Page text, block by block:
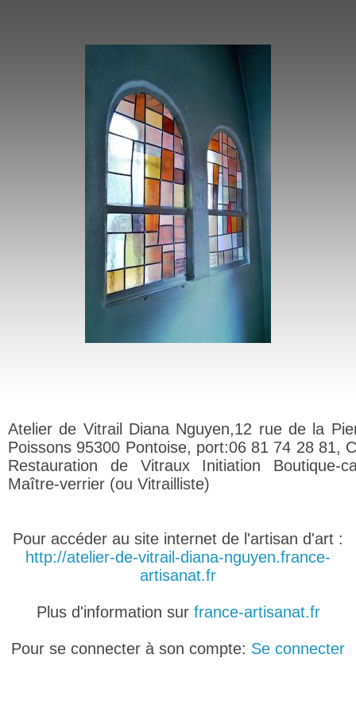
Atelier de Vitrail Diana Nguyen,12 rue de la
Poissons 95300 Pontoise, port:06 81 74 28 81,
Restauration de Vitraux Initiation Boutique-
Maître-verrier (ou Vitrailliste)
Pour accéder au site internet de l'artisan d'art :
http://atelier-de-vitrail-diana-nguyen.france-
artisanat.fr
Plus d'information sur france-artisanat.fr
Pour se connecter à son compte: Se connecter